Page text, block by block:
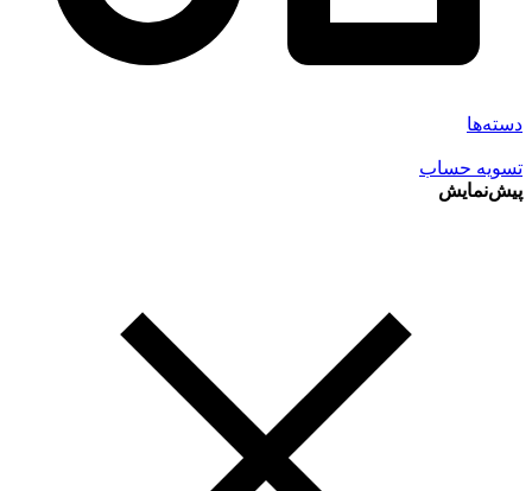
دسته‌ها
تسویه حساب
پیش‌نمایش